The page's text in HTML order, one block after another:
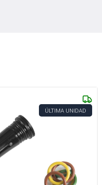
ÚLTIMA UNIDAD